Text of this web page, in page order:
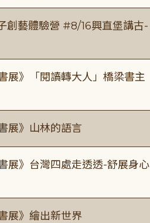
創藝體驗營 #8/16興直堡講古-
展》「閱讀轉大人」橋梁書主
展》山林的語言
展》台灣四處走透透-舒展身心
展》繪出新世界